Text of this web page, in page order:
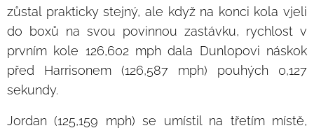
zůstal prakticky stejný, ale když na konci kola vjeli
do boxů na svou povinnou zastávku, rychlost v
prvním kole 126,602 mph dala Dunlopovi náskok
před Harrisonem (126,587 mph) pouhých 0,127
sekundy.
Jordan (125,159 mph) se umístil na třetím místě,